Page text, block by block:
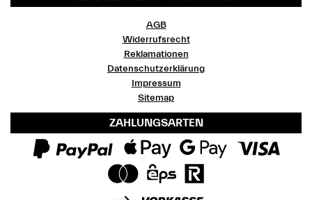
AGB
Widerrufsrecht
Reklamationen
Datenschutzerklärung
Impressum
Sitemap
ZAHLUNGSARTEN